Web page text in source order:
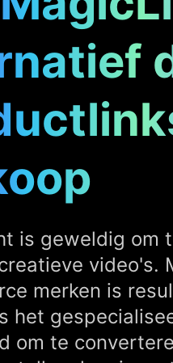
is geweldig om
video's.
merken is
het
om te